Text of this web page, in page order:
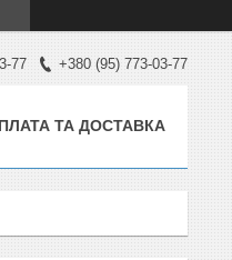
77 +380 (95) 773-03-77
ТА ДОСТАВКА